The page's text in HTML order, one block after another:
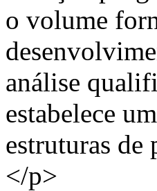
o volume
análise
estabelece
estruturas de
</p>